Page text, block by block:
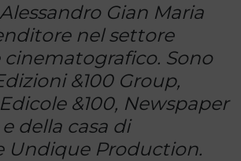
Gian Maria
nel settore
Sono
&100 Group,
&100, Newspaper
della casa di
Undique Production.